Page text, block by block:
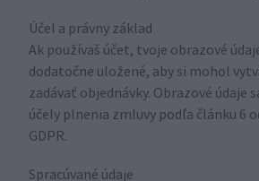
Účel a právny základ
Ak používaš účet, tvoje obrazové
dodatočne uložené, aby si mohol
zadávať objednávky. Obrazové údaje
účely plnenia zmluvy podľa článku 6
GDPR.
Spracúvané údaje